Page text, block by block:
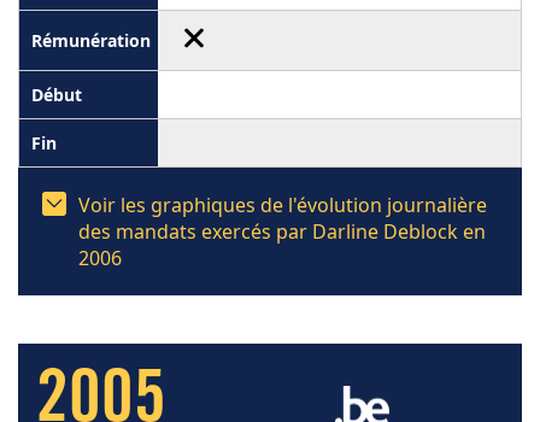
Voir les graphiques de l'évolution journalière
des mandats exercés par Darline Deblock en
2006
2005